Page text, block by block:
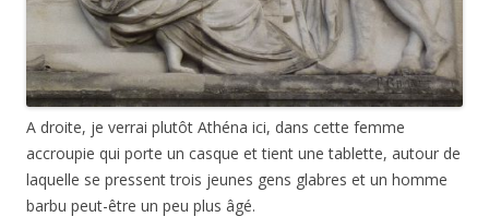
A droite, je verrai plutôt Athéna ici, dans cette femme
accroupie qui porte un casque et tient une tablette, autour de
laquelle se pressent trois jeunes gens glabres et un homme
barbu peut-être un peu plus âgé.